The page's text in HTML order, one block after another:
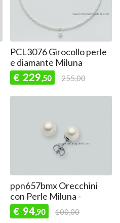
PCL3076 Girocollo perle
e diamante Miluna
€ 229,50 255,00
ppn657bmx Orecchini
con Perle Miluna -
€ 94,90 100,00